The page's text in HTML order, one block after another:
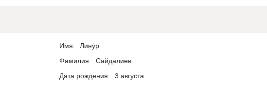
Имя:
Линур
Фамилия:
Сайдалиев
Дата рождения:
3 августа